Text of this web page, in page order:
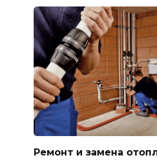
Ремонт и замена